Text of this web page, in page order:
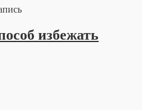
избежать